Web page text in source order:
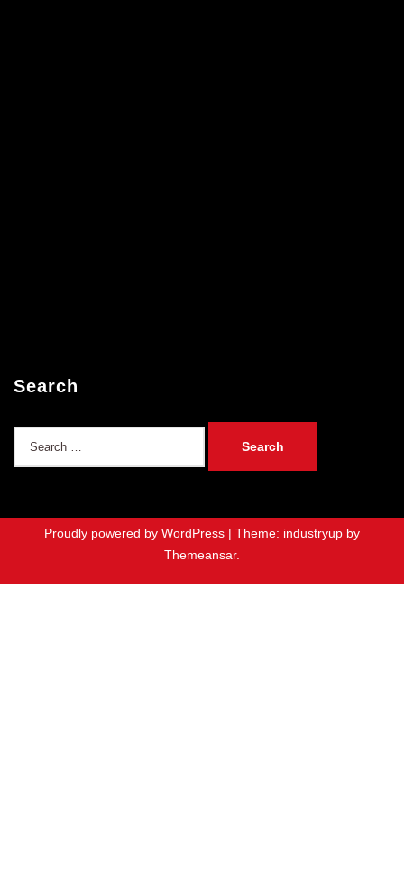
Search
Proudly powered by WordPress | Theme: industryup by
Themeansar.